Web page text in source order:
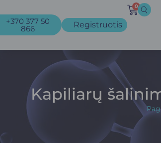
+370 377 50
866 Registruotis
0
Kapiliarų